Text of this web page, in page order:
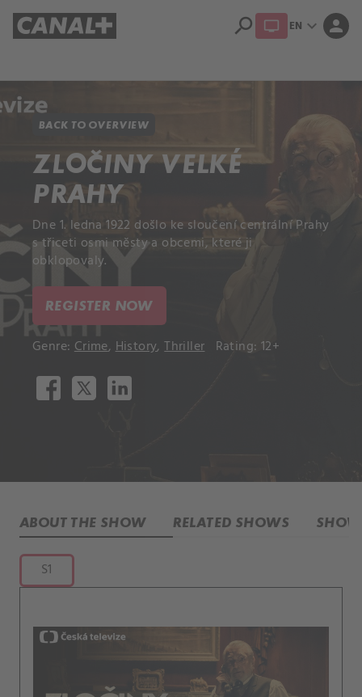
search EN expand_more person
BACK TO OVERVIEW
ZLOČINY VELKÉ
PRAHY
Dne 1. ledna 1922 došlo ke sloučení centrální Prahy
s třiceti osmi městy a obcemi, které ji
obklopovaly.
REGISTER NOW
Genre: Crime, History,Thriller Rating: 12+
ABOUT THE SHOW RELATED SHOWS
S1